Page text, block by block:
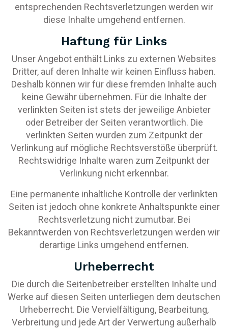
entsprechenden Rechtsverletzungen werden wir
diese Inhalte umgehend entfernen.
Haftung für Links
Unser Angebot enthält Links zu externen Websites
Dritter, auf deren Inhalte wir keinen Einfluss haben.
Deshalb können wir für diese fremden Inhalte auch
keine Gewähr übernehmen. Für die Inhalte der
verlinkten Seiten ist stets der jeweilige Anbieter
oder Betreiber der Seiten verantwortlich. Die
verlinkten Seiten wurden zum Zeitpunkt der
Verlinkung auf mögliche Rechtsverstöße überprüft.
Rechtswidrige Inhalte waren zum Zeitpunkt der
Verlinkung nicht erkennbar.
Eine permanente inhaltliche Kontrolle der verlinkten
Seiten ist jedoch ohne konkrete Anhaltspunkte einer
Rechtsverletzung nicht zumutbar. Bei
Bekanntwerden von Rechtsverletzungen werden wir
derartige Links umgehend entfernen.
Urheberrecht
Die durch die Seitenbetreiber erstellten Inhalte und
Werke auf diesen Seiten unterliegen dem deutschen
Urheberrecht. Die Vervielfältigung, Bearbeitung,
Verbreitung und jede Art der Verwertung außerhalb